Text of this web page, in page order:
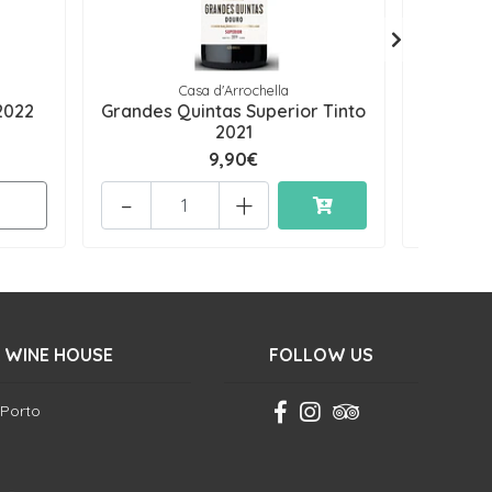
Casa d'Arrochella
Grandes Quintas Superior Tinto
2021
9,90€
+
-
HOUSE FOLLOW US